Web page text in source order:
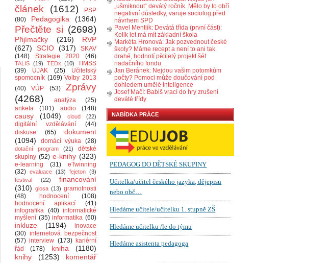
článek
(1612)
PSP
(80)
Pedagogika (1364)
Přečtěte si (2698)
Přijímačky (216)
RVP
(627)
SCIO (317)
SKAV
(148)
Strategie 2020 (46)
TALIS (19) TEDx (10)
TIMSS
(39)
UJAK (25)
Učitelský
spomocník (169) Volby 2013
(40)
VÚP (53)
Zprávy
(4268)
analýza
(25)
anketa
(101) audio (148)
causy (1049) cloud (22)
digitální vzdělávání
(44)
diskuse
(65)
dokument
(1094)
domácí výuka (28)
dotační program (21)
dětské
skupiny (52) e-knihy (323)
e-learning (31)
eTwinning
(32) evaluace (13) fejeton (3)
festival
(22)
financování
(310) glosa (13) gramotnosti
(48)
hodnocení
(108)
hodnocení aplikací
(41)
infografika (40) informatické
myšlení (35) informatika (60)
inkluze (1194)
inovace
(30) internetová bezpečnost
(57) interview (173) kariérní
řád
(178) kniha
(1180)
knihy
(1253)
komentář
„ušmiknout“ devátý ročník. Mělo by to obří
negativní důsledky, varuje sociolog před
návrhem SPD
Pavel Mentlík: Devátá třída (první část):
Kolik let má mít základní škola
Markéta Hronová: Jak pozvednout české
školy? Máme recept a není to ani tak
drahé, hodnotí pětiletý projekt šéf
nadačního fondu
Jan Beránek: Nejdou vašim potomkům
počty? Pomoci může doučování pod
dohledem umělé inteligence
Josef Mačí: Babiš vrací do hry zrušení
deváté třídy
NABÍDKA PRÁCE